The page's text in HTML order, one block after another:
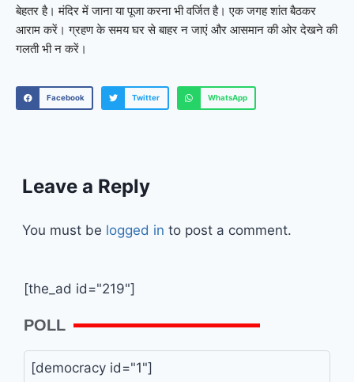
बेहतर है। मंदिर में जाना या पूजा करना भी वर्जित है। एक जगह शांत बैठकर
आराम करें। ग्रहण के समय घर से बाहर न जाएं और आसमान की ओर देखने की
गलती भी न करें।
Facebook Twitter WhatsApp
Leave a Reply
You must be logged in to post a comment.
[the_ad id="219"]
POLL
[democracy id="1"]